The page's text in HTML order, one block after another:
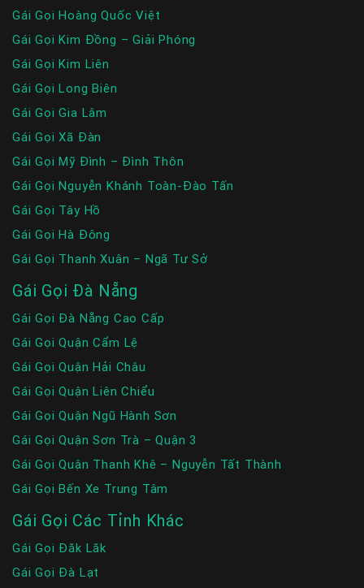
Gái Gọi Hoàng Quốc Việt
Gái Gọi Kim Đồng – Giải Phóng
Gái Gọi Kim Liên
Gái Gọi Long Biên
Gái Gọi Gia Lâm
Gái Gọi Xã Đàn
Gái Gọi Mỹ Đình – Đình Thôn
Gái Gọi Nguyễn Khánh Toàn-Đào Tấn
Gái Gọi Tây Hồ
Gái Gọi Hà Đông
Gái Gọi Thanh Xuân – Ngã Tư Sở
Gái Gọi Đà Nẵng
Gái Gọi Đà Nẵng Cao Cấp
Gái Gọi Quận Cẩm Lệ
Gái Gọi Quận Hải Châu
Gái Gọi Quận Liên Chiểu
Gái Gọi Quận Ngũ Hành Sơn
Gái Gọi Quận Sơn Trà – Quận 3
Gái Gọi Quận Thanh Khê – Nguyễn Tất Thành
Gái Gọi Bến Xe Trung Tâm
Gái Gọi Các Tỉnh Khác
Gái Gọi Đăk Lăk
Gái Gọi Đà Lạt